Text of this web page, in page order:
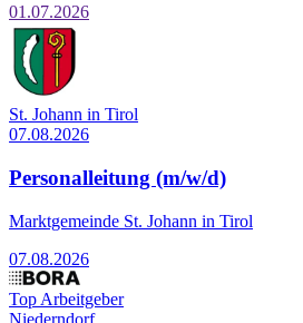
01.07.2026
St. Johann in Tirol
07.08.2026
Personalleitung (m/w/d)
Marktgemeinde St. Johann in Tirol
07.08.2026
Top Arbeitgeber
Niederndorf